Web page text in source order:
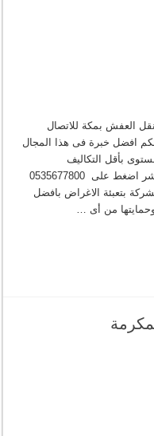
العفش بمكة للاتصال
شركتنا تقدم لكم افضل خبرة فى هذا المجال
بأقل التكاليف
والخصومات التى لدى شركتنا للاتصال المباشر اضغط على 0535677800
بتعبئة الاغراض بافضل
من أى …